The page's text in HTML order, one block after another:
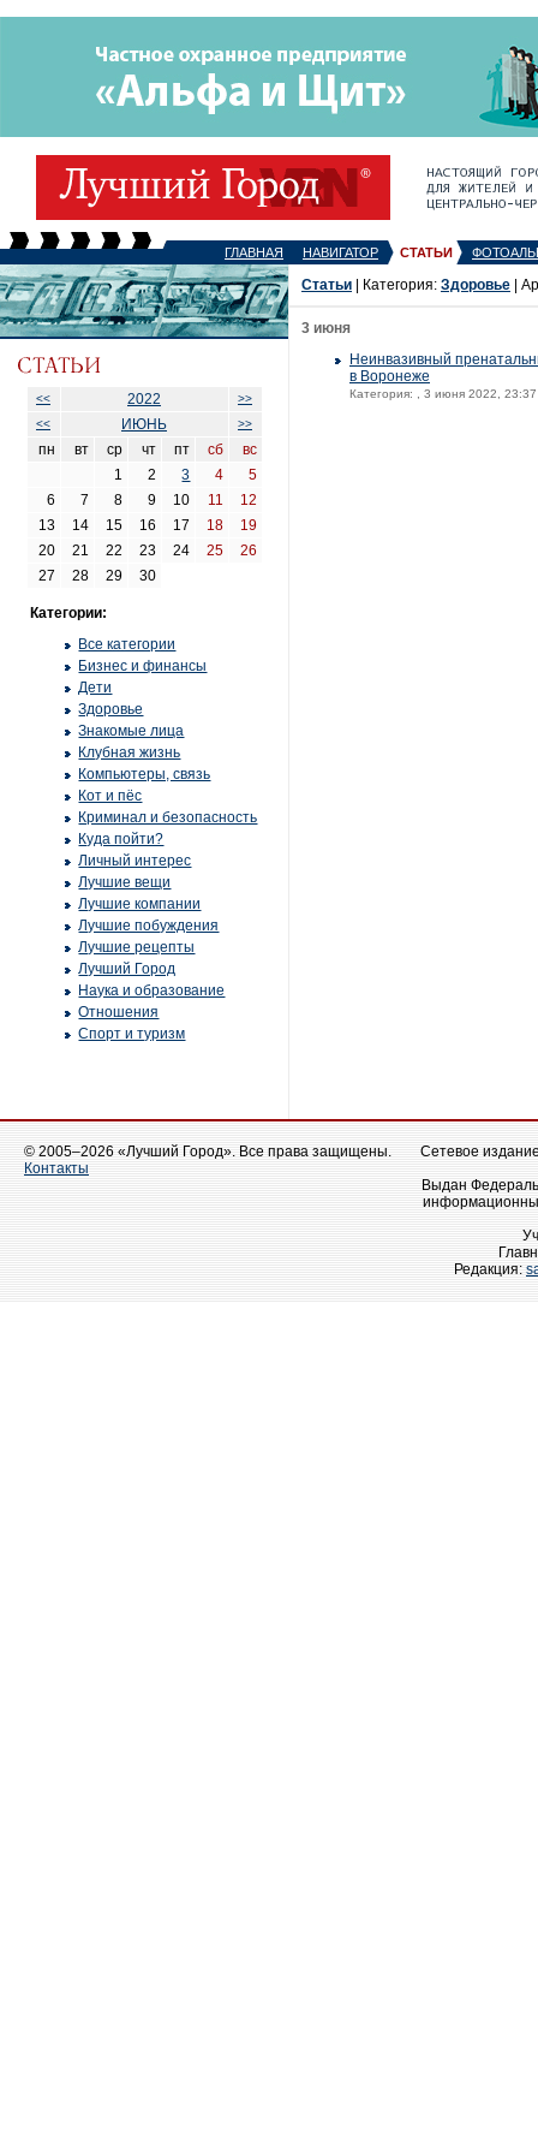
ГЛАВНАЯ НАВИГАТОР СТАТЬИ
<< 2022
>>
<<
ИЮНЬ >>
пн вт ср чт пт сб
вс
1
2 3 4
5
6
7 8 9 10 11
12
13
14 15 16 17 18
19
20
21 22 23 24 25
26
27
28 29 30
Категории:
Все категории
Бизнес и финансы
Дети
Здоровье
Знакомые лица
Клубная жизнь
Компьютеры, связь
Кот и пёс
Криминал и безопасность
Куда пойти?
Личный интерес
Лучшие вещи
Лучшие компании
Лучшие побуждения
Лучшие рецепты
Лучший Город
Наука и образование
Отношения
Спорт и туризм
Статьи | Категория: Здоровье |
3 июня
Неинвазивный
в Воронеже
Категория: , 3 июня 2022, 23:37
© 2005–2026 «Лучший Город». Все права защищены.
Контакты
Сетевое
Выдан
Редакция: